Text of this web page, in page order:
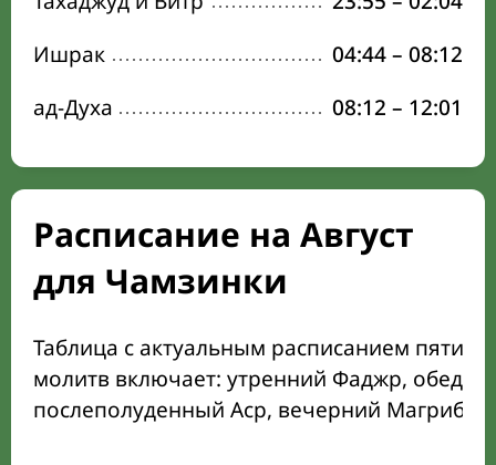
Ишрак
04:44– 08:12
ад-Духа
08:12 – 12:01
Расписание на Август
для Чамзинки
Таблица с актуальным расписанием пяти
молитв включает: утренний Фаджр,
послеполуденный Аср, вечерний Магриб